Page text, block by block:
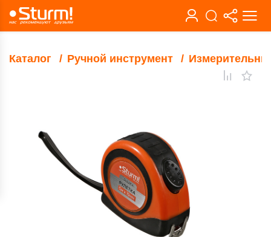
Каталог Ручной инструмент